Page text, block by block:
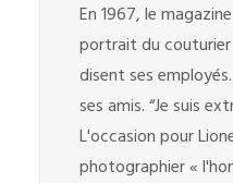
En 1967, le
portrait du couturier
disent ses
ses amis. “Je suis
L'occasion pour
photographier «